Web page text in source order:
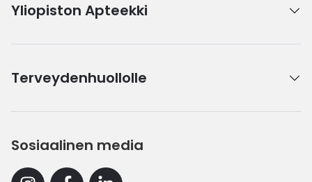
Yliopiston Apteekki
Terveydenhuollolle
Sosiaalinen media